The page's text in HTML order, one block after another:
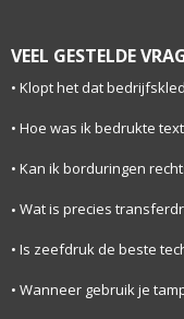
VEEL GESTELDE
Klopt het dat
Hoe was ik bedrukte
Kan ik borduringen
Wat is precies
Is zeefdruk de beste
Wanneer gebruik je